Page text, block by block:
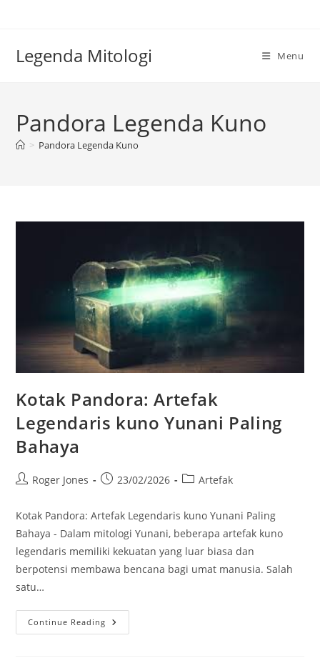
Legenda Mitologi Menu
Pandora Legenda Kuno
> Pandora Legenda Kuno
Kotak Pandora: Artefak
Legendaris kuno Yunani Paling
Bahaya
PostRoger Jones
Post23/02/2026
PostArtefak
Kotak Pandora: Artefak Legendaris kuno Yunani Paling
Bahaya - Dalam mitologi Yunani, beberapa artefak kuno
legendaris memiliki kekuatan yang luar biasa dan
berpotensi membawa bencana bagi umat manusia. Salah
satu…
Continue Reading Kotak
Pandora: